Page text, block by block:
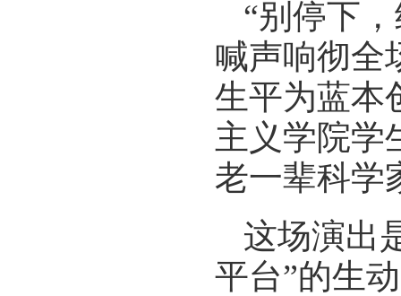
“别停下
喊声响彻全
生平为蓝本
主义学院学
老一辈科学
这场演出
平台”的生